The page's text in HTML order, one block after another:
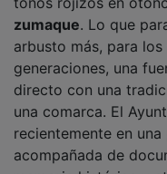
zumaque. Lo que
arbusto más, para
generaciones, una
directo con una
una comarca. El
recientemente en
acompañada de
memoria histórica y